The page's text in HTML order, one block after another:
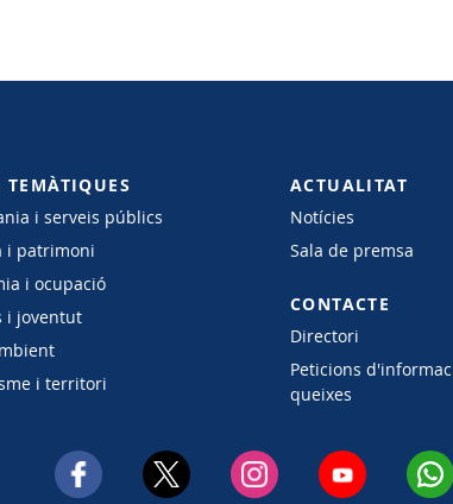
TEMÀTIQUES
i serveis públics
i patrimoni
i ocupació
i joventut
i territori
ACTUALITAT
Notícies
Sala de premsa
CONTACTE
Directori
Peticions
queixes